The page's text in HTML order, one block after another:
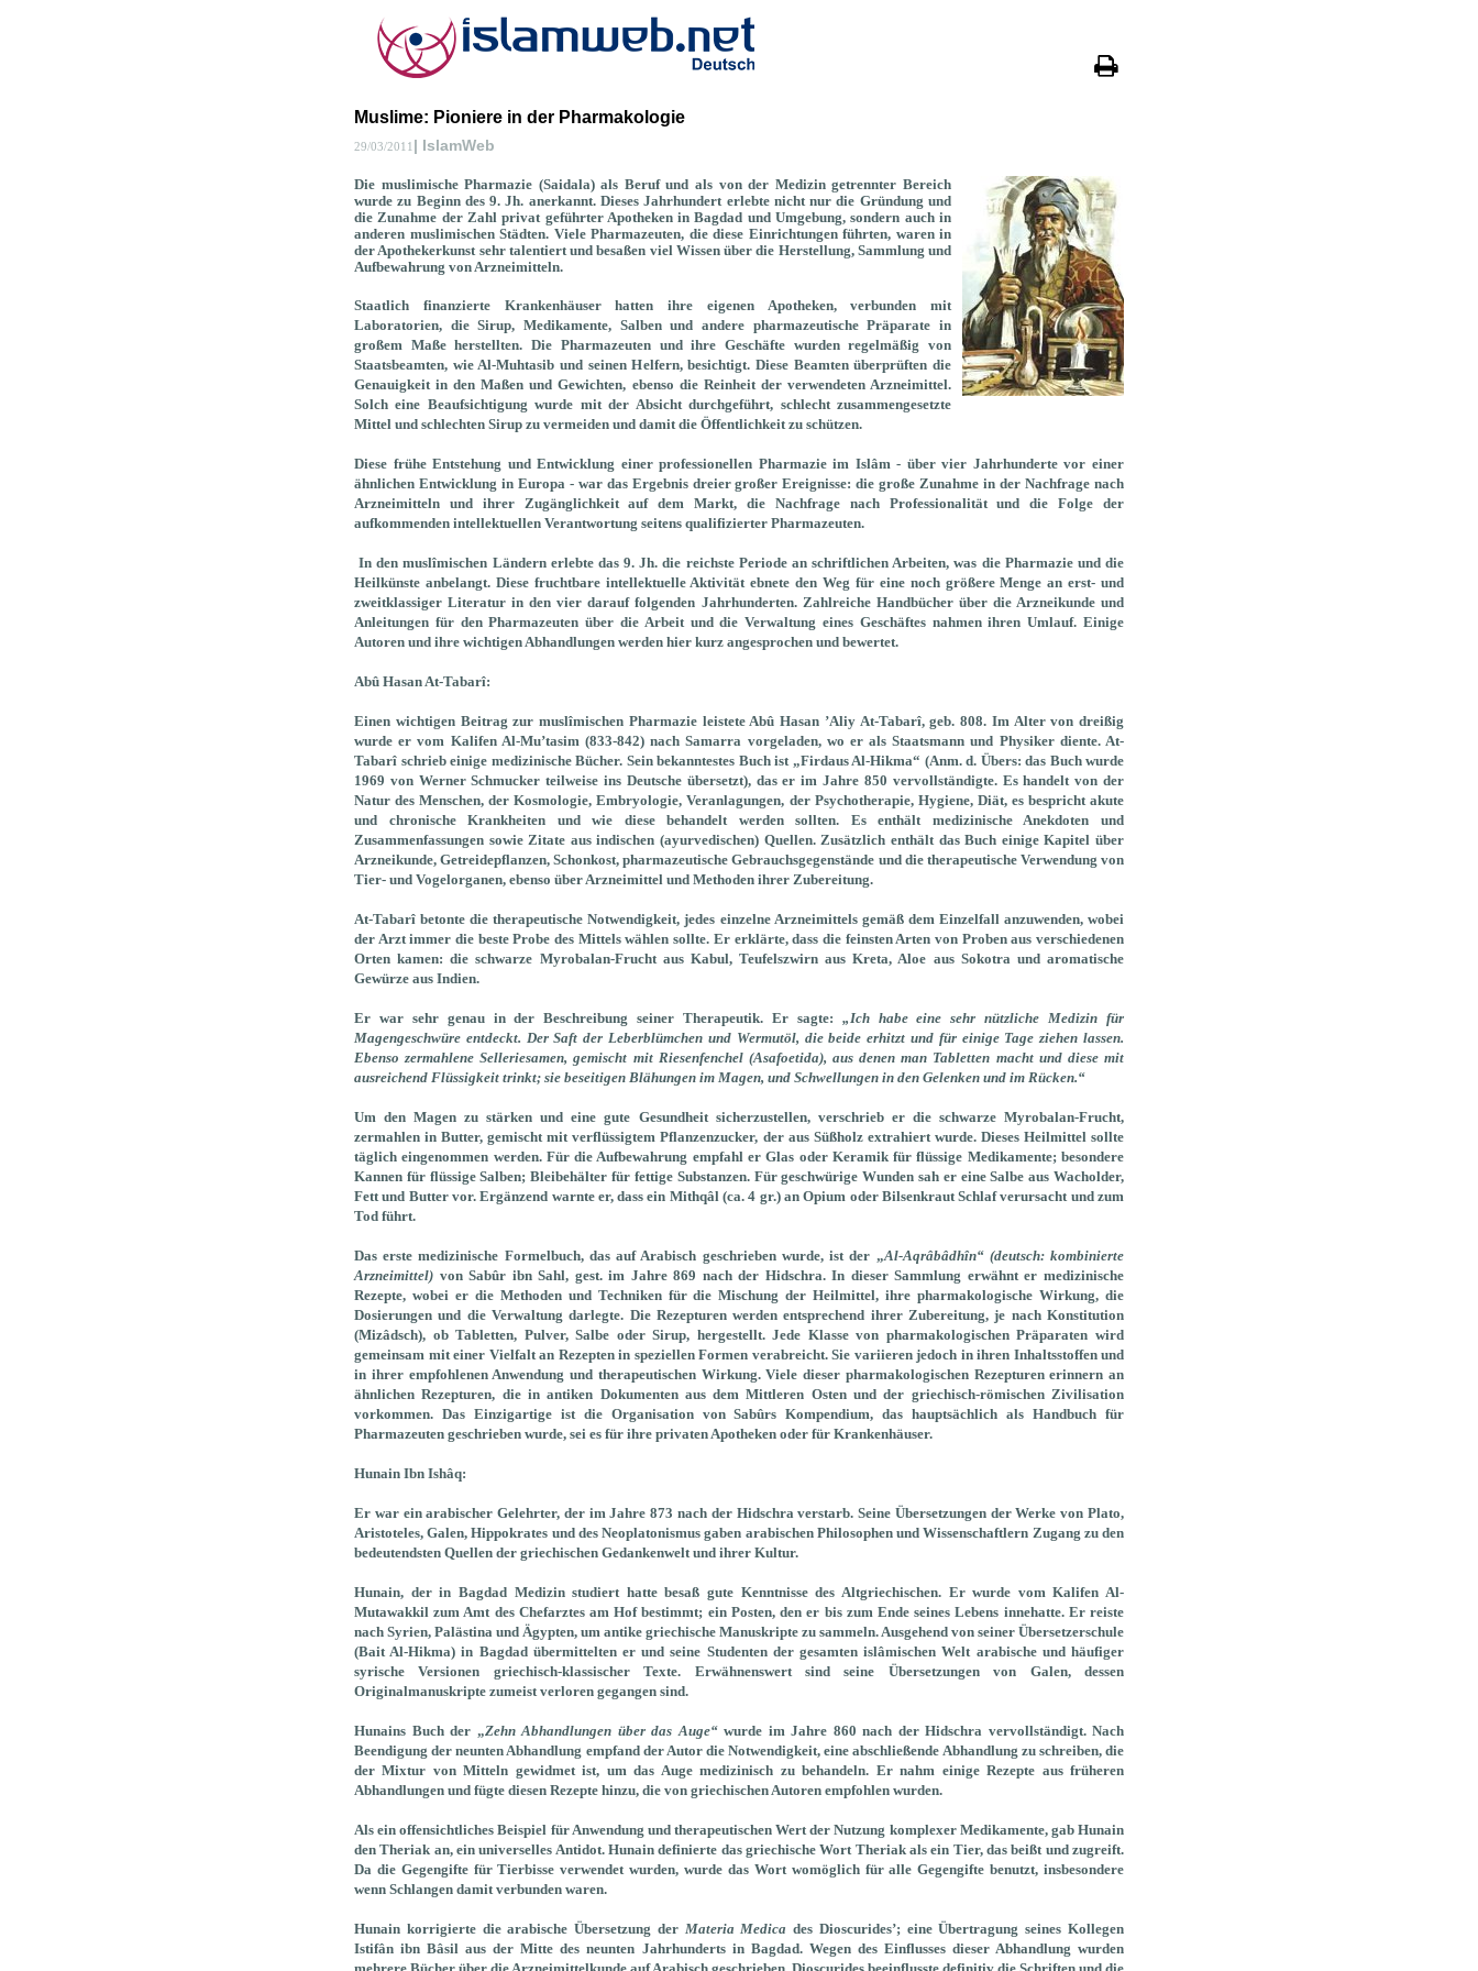
Muslime: Pioniere in der Pharmakologie
29/03/2011 | IslamWeb
Die muslimische Pharmazie (Saidala) als Beruf und als von der Medizin getrennter Bereich
wurde zu Beginn des 9. Jh. anerkannt. Dieses Jahrhundert erlebte nicht nur die Gründung und
die Zunahme der Zahl privat geführter Apotheken in Bagdad und Umgebung, sondern auch in
anderen muslimischen Städten. Viele Pharmazeuten, die diese Einrichtungen führten, waren in
der Apothekerkunst sehr talentiert und besaßen viel Wissen über die Herstellung, Sammlung und
Aufbewahrung von Arzneimitteln.
Staatlich finanzierte Krankenhäuser hatten ihre eigenen Apotheken, verbunden mit
Laboratorien, die Sirup, Medikamente, Salben und andere pharmazeutische Präparate in
großem Maße herstellten. Die Pharmazeuten und ihre Geschäfte wurden regelmäßig von
Staatsbeamten, wie Al-Muhtasib und seinen Helfern, besichtigt. Diese Beamten überprüften die
Genauigkeit in den Maßen und Gewichten, ebenso die Reinheit der verwendeten Arzneimittel.
Solch eine Beaufsichtigung wurde mit der Absicht durchgeführt, schlecht zusammengesetzte
Mittel und schlechten Sirup zu vermeiden und damit die Öffentlichkeit zu schützen.
Diese frühe Entstehung und Entwicklung einer professionellen Pharmazie im Islâm - über vier Jahrhunderte vor einer
ähnlichen Entwicklung in Europa - war das Ergebnis dreier großer Ereignisse: die große Zunahme in der Nachfrage nach
Arzneimitteln und ihrer Zugänglichkeit auf dem Markt, die Nachfrage nach Professionalität und die Folge der
aufkommenden intellektuellen Verantwortung seitens qualifizierter Pharmazeuten.
In den muslîmischen Ländern erlebte das 9. Jh. die reichste Periode an schriftlichen Arbeiten, was die Pharmazie und die
Heilkünste anbelangt. Diese fruchtbare intellektuelle Aktivität ebnete den Weg für eine noch größere Menge an erst- und
zweitklassiger Literatur in den vier darauf folgenden Jahrhunderten. Zahlreiche Handbücher über die Arzneikunde und
Anleitungen für den Pharmazeuten über die Arbeit und die Verwaltung eines Geschäftes nahmen ihren Umlauf. Einige
Autoren und ihre wichtigen Abhandlungen werden hier kurz angesprochen und bewertet.
Abû Hasan At-Tabarî:
Einen wichtigen Beitrag zur muslîmischen Pharmazie leistete Abû Hasan ’Aliy At-Tabarî, geb. 808. Im Alter von dreißig
wurde er vom Kalifen Al-Mu’tasim (833-842) nach Samarra vorgeladen, wo er als Staatsmann und Physiker diente. At-
Tabarî schrieb einige medizinische Bücher. Sein bekanntestes Buch ist „Firdaus Al-Hikma“ (Anm. d. Übers: das Buch wurde
1969 von Werner Schmucker teilweise ins Deutsche übersetzt), das er im Jahre 850 vervollständigte. Es handelt von der
Natur des Menschen, der Kosmologie, Embryologie, Veranlagungen, der Psychotherapie, Hygiene, Diät, es bespricht akute
und chronische Krankheiten und wie diese behandelt werden sollten. Es enthält medizinische Anekdoten und
Zusammenfassungen sowie Zitate aus indischen (ayurvedischen) Quellen. Zusätzlich enthält das Buch einige Kapitel über
Arzneikunde, Getreidepflanzen, Schonkost, pharmazeutische Gebrauchsgegenstände und die therapeutische Verwendung von
Tier- und Vogelorganen, ebenso über Arzneimittel und Methoden ihrer Zubereitung.
At-Tabarî betonte die therapeutische Notwendigkeit, jedes einzelne Arzneimittels gemäß dem Einzelfall anzuwenden, wobei
der Arzt immer die beste Probe des Mittels wählen sollte. Er erklärte, dass die feinsten Arten von Proben aus verschiedenen
Orten kamen: die schwarze Myrobalan-Frucht aus Kabul, Teufelszwirn aus Kreta, Aloe aus Sokotra und aromatische
Gewürze aus Indien.
Er war sehr genau in der Beschreibung seiner Therapeutik. Er sagte: „Ich habe eine sehr nützliche Medizin für
Magengeschwüre entdeckt. Der Saft der Leberblümchen und Wermutöl, die beide erhitzt und für einige Tage ziehen lassen.
Ebenso zermahlene Selleriesamen, gemischt mit Riesenfenchel (Asafoetida), aus denen man Tabletten macht und diese mit
ausreichend Flüssigkeit trinkt; sie beseitigen Blähungen im Magen, und Schwellungen in den Gelenken und im Rücken.“
Um den Magen zu stärken und eine gute Gesundheit sicherzustellen, verschrieb er die schwarze Myrobalan-Frucht,
zermahlen in Butter, gemischt mit verflüssigtem Pflanzenzucker, der aus Süßholz extrahiert wurde. Dieses Heilmittel sollte
täglich eingenommen werden. Für die Aufbewahrung empfahl er Glas oder Keramik für flüssige Medikamente; besondere
Kannen für flüssige Salben; Bleibehälter für fettige Substanzen. Für geschwürige Wunden sah er eine Salbe aus Wacholder,
Fett und Butter vor.Ergänzend warnte er, dass ein Mithqâl (ca. 4 gr.) an Opium oder Bilsenkraut Schlaf verursacht und zum
Tod führt.
Das erste medizinische Formelbuch, das auf Arabisch geschrieben wurde, ist der „Al-Aqrâbâdhîn“ (deutsch: kombinierte
Arzneimittel) von Sabûr ibn Sahl, gest. im Jahre 869 nach der Hidschra. In dieser Sammlung erwähnt er medizinische
Rezepte, wobei er die Methoden und Techniken für die Mischung der Heilmittel, ihre pharmakologische Wirkung, die
Dosierungen und die Verwaltung darlegte. Die Rezepturen werden entsprechend ihrer Zubereitung, je nach Konstitution
(Mizâdsch), ob Tabletten, Pulver, Salbe oder Sirup, hergestellt. Jede Klasse von pharmakologischen Präparaten wird
gemeinsam mit einer Vielfalt an Rezepten in speziellen Formen verabreicht. Sie variieren jedoch in ihren Inhaltsstoffen und
in ihrer empfohlenen Anwendung und therapeutischen Wirkung. Viele dieser pharmakologischen Rezepturen erinnern an
ähnlichen Rezepturen, die in antiken Dokumenten aus dem Mittleren Osten und der griechisch-römischen Zivilisation
vorkommen. Das Einzigartige ist die Organisation von Sabûrs Kompendium, das hauptsächlich als Handbuch für
Pharmazeuten geschrieben wurde, sei es für ihre privaten Apotheken oder für Krankenhäuser.
Hunain Ibn Ishâq:
Er war ein arabischer Gelehrter, der im Jahre 873 nach der Hidschra verstarb. Seine Übersetzungen der Werke von Plato,
Aristoteles, Galen, Hippokrates und des Neoplatonismus gaben arabischen Philosophen und Wissenschaftlern Zugang zu den
bedeutendsten Quellen der griechischen Gedankenwelt und ihrer Kultur.
Hunain, der in Bagdad Medizin studiert hatte besaß gute Kenntnisse des Altgriechischen. Er wurde vom Kalifen Al-
Mutawakkil zum Amt des Chefarztes am Hof bestimmt; ein Posten, den er bis zum Ende seines Lebens innehatte. Er reiste
nach Syrien, Palästina und Ägypten, um antike griechische Manuskripte zu sammeln.Ausgehend von seiner Übersetzerschule
(Bait Al-Hikma) in Bagdad übermittelten er und seine Studenten der gesamten islâmischen Welt arabische und häufiger
syrische Versionen griechisch-klassischer Texte. Erwähnenswert sind seine Übersetzungen von Galen, dessen
Originalmanuskripte zumeist verloren gegangen sind.
Hunains Buch der „Zehn Abhandlungen über das Auge“wurde im Jahre 860 nach der Hidschra vervollständigt. Nach
Beendigung der neunten Abhandlung empfand der Autor die Notwendigkeit, eine abschließende Abhandlung zu schreiben, die
der Mixtur von Mitteln gewidmet ist, um das Auge medizinisch zu behandeln. Er nahm einige Rezepte aus früheren
Abhandlungen und fügte diesen Rezepte hinzu, die von griechischen Autoren empfohlen wurden.
Als ein offensichtliches Beispiel für Anwendung und therapeutischen Wert der Nutzung komplexer Medikamente, gab Hunain
den Theriak an, ein universelles Antidot. Hunain definierte das griechische Wort Theriak als ein Tier, das beißt und zugreift.
Da die Gegengifte für Tierbisse verwendet wurden, wurde das Wort womöglich für alle Gegengifte benutzt, insbesondere
wenn Schlangen damit verbunden waren.
Hunain korrigierte die arabische Übersetzung der Materia Medica des Dioscurides’; eine Übertragung seines Kollegen
Istifân ibn Bâsil aus der Mitte des neunten Jahrhunderts in Bagdad. Wegen des Einflusses dieser Abhandlung wurden